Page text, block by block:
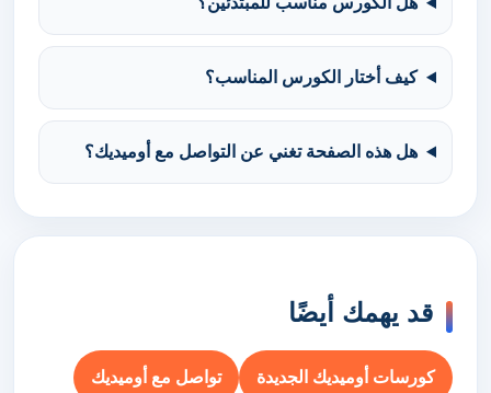
كيف أختار الكورس المناسب؟
هل هذه الصفحة تغني عن التواصل مع أوميديك؟
قد يهمك أيضًا
كورسات أوميديك الجديدة تواصل مع أوميديك